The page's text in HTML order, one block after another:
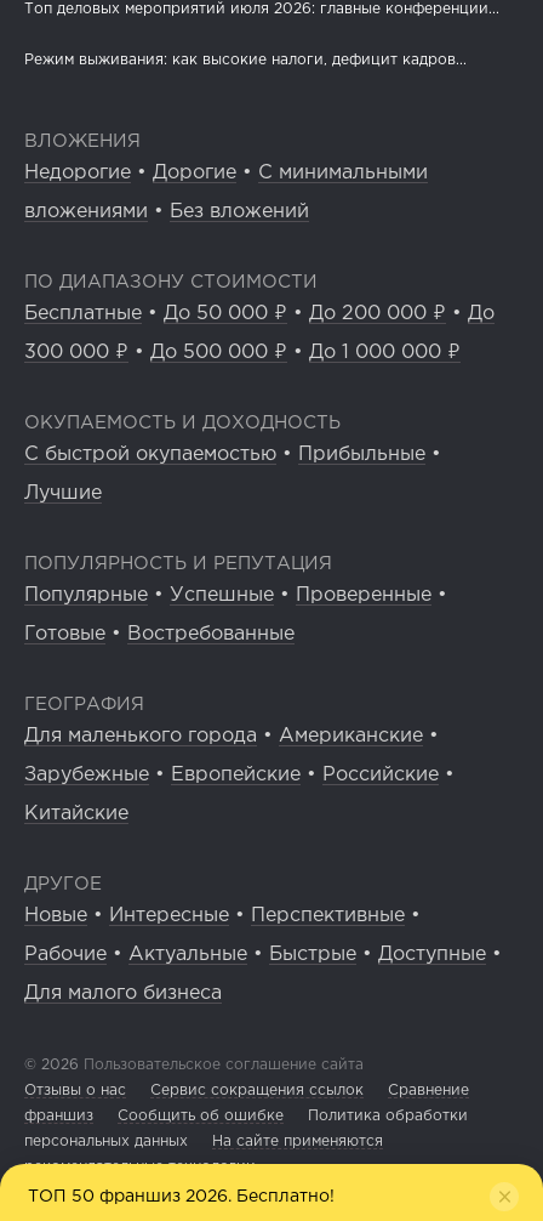
Топ деловых мероприятий июля 2026: главные конференции...
Режим выживания: как высокие налоги, дефицит кадров...
ВЛОЖЕНИЯ
Недорогие • Дорогие • С минимальными
вложениями • Без вложений
ПО ДИАПАЗОНУ СТОИМОСТИ
Бесплатные • До 50 000 ₽ • До 200 000 ₽ • До
300 000 ₽ • До 500 000 ₽ • До 1 000 000 ₽
ОКУПАЕМОСТЬ И ДОХОДНОСТЬ
С быстрой окупаемостью • Прибыльные •
Лучшие
ПОПУЛЯРНОСТЬ И РЕПУТАЦИЯ
Популярные • Успешные • Проверенные •
Готовые • Востребованные
ГЕОГРАФИЯ
Для маленького города • Американские •
Зарубежные • Европейские • Российские •
Китайские
ДРУГОЕ
Новые • Интересные • Перспективные •
Рабочие • Актуальные • Быстрые • Доступные •
Для малого бизнеса
© 2026 Пользовательское соглашение сайта
Отзывы о нас
Сервис сокращения ссылок
Сравнение
франшиз
Сообщить об ошибке
Политика обработки
персональных данных
На сайте применяются
рекомендательные технологии
ТОП 50 франшиз 2026. Бесплатно!